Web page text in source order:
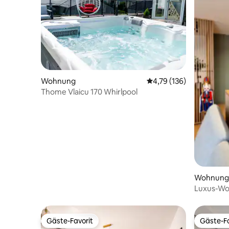
Wohnung Durchschnittliche
4,79 (136)
Thome Vlaicu 170 Whirlpool
Wohnung
Luxus-
Gäste-Favorit
Gäste-Favorit Gäste-
Gäste-